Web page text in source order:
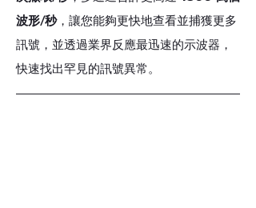
波形/秒，讓您能夠更快地查看並捕獲更多
訊號，並透過業界反應最迅速的示波器，
快速找出罕見的訊號異常。